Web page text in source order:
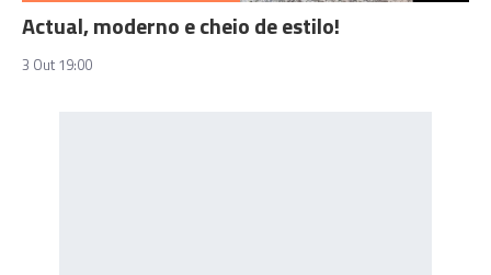
Actual, moderno e cheio de estilo!
3 Out 19:00